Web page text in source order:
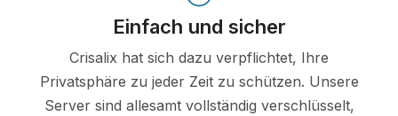
Einfach und sicher
Crisalix hat sich dazu verpflichtet, Ihre
Privatsphäre zu jeder Zeit zu schützen. Unsere
Server sind allesamt vollständig verschlüsselt,